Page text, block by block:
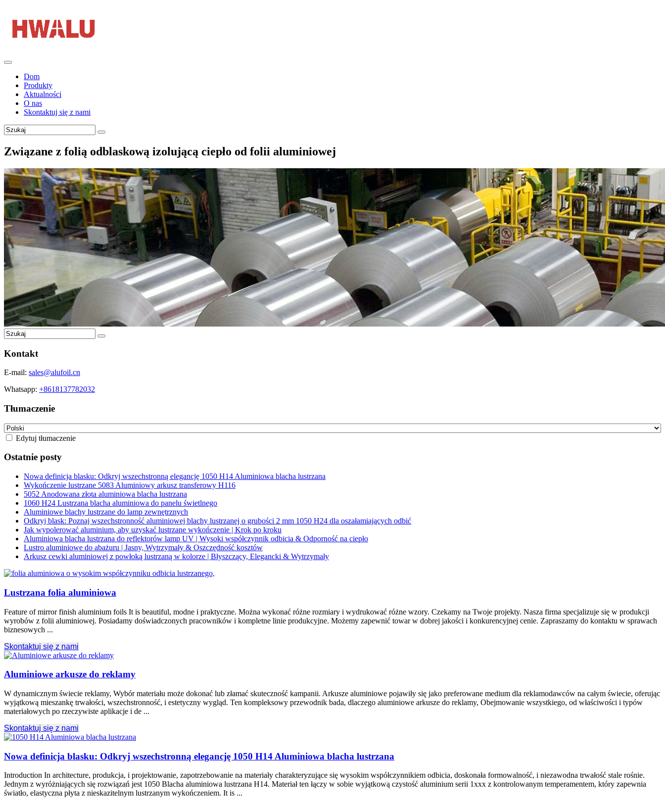
Dom
Produkty
Aktualności
O nas
Skontaktuj się z nami
Związane z folią odblaskową izolującą ciepło od folii aluminiowej
Kontakt
E-mail: sales@alufoil.cn
Whatsapp: +8618137782032
Tłumaczenie
Edytuj tłumaczenie
Ostatnie posty
Nowa definicja blasku: Odkryj wszechstronną elegancję 1050 H14 Aluminiowa blacha lustrzana
Wykończenie lustrzane 5083 Aluminiowy arkusz transferowy H116
5052 Anodowana złota aluminiowa blacha lustrzana
1060 H24 Lustrzana blacha aluminiowa do panelu świetlnego
Aluminiowe blachy lustrzane do lamp zewnętrznych
Odkryj blask: Poznaj wszechstronność aluminiowej blachy lustrzanej o grubości 2 mm 1050 H24 dla oszałamiających odbić
Jak wypolerować aluminium, aby uzyskać lustrzane wykończenie | Krok po kroku
Aluminiowa blacha lustrzana do reflektorów lamp UV | Wysoki współczynnik odbicia & Odporność na ciepło
Lustro aluminiowe do abażuru | Jasny, Wytrzymały & Oszczędność kosztów
Arkusz cewki aluminiowej z powłoką lustrzaną w kolorze | Błyszczący, Elegancki & Wytrzymały
Lustrzana folia aluminiowa
Feature of mirror finish aluminium foils It is beautiful, modne i praktyczne. Można wykonać różne rozmiary i wydrukować różne wzory. Czekamy na Twoje projekty. Nasza firma specjalizuje się w produkcji
wyrobów z folii aluminiowej. Posiadamy doświadczonych pracowników i kompletne linie produkcyjne. Możemy zapewnić towar w dobrej jakości i konkurencyjnej cenie. Zapraszamy do kontaktu w sprawach
biznesowych ...
Skontaktuj się z nami
Aluminiowe arkusze do reklamy
W dynamicznym świecie reklamy, Wybór materiału może dokonać lub złamać skuteczność kampanii. Arkusze aluminiowe pojawiły się jako preferowane medium dla reklamodawców na całym świecie, oferując
wyjątkową mieszankę trwałości, wszechstronność, i estetyczny wygląd. Ten kompleksowy przewodnik bada, dlaczego aluminiowe arkusze do reklamy, Obejmowanie wszystkiego, od właściwości i typów
materiałowych po rzeczywiste aplikacje i de ...
Skontaktuj się z nami
Nowa definicja blasku: Odkryj wszechstronną elegancję 1050 H14 Aluminiowa blacha lustrzana
Introduction In architecture, produkcja, i projektowanie, zapotrzebowanie na materiały charakteryzujące się wysokim współczynnikiem odbicia, doskonała formowalność, i niezawodna trwałość stale rośnie.
Jednym z wyróżniających się rozwiązań jest 1050 Blacha aluminiowa lustrzana H14. Materiał ten łączy w sobie wyjątkową czystość aluminium serii 1xxx z kontrolowanym temperamentem, który zapewnia
światło, elastyczna płyta z nieskazitelnym lustrzanym wykończeniem. It is ...